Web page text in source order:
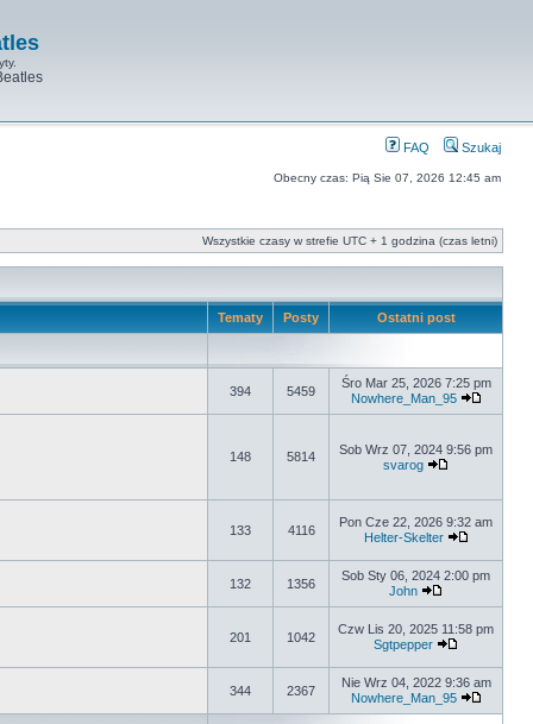
FAQ Szukaj
Obecny czas: Pią Sie 07, 2026 12:45 am
Wszystkie czasy w strefie UTC + 1 godzina (czas letni)
Tematy Posty Ostatni post
394 5459
Śro Mar 25, 2026 7:25 pm
Nowhere_Man_95
148 5814
Sob Wrz 07, 2024 9:56 pm
svarog
133 4116
Pon Cze 22, 2026 9:32 am
Helter-Skelter
132 1356
Sob Sty 06, 2024 2:00 pm
John
201 1042
Czw Lis 20, 2025 11:58 pm
Sgtpepper
344 2367
Nie Wrz 04, 2022 9:36 am
Nowhere_Man_95